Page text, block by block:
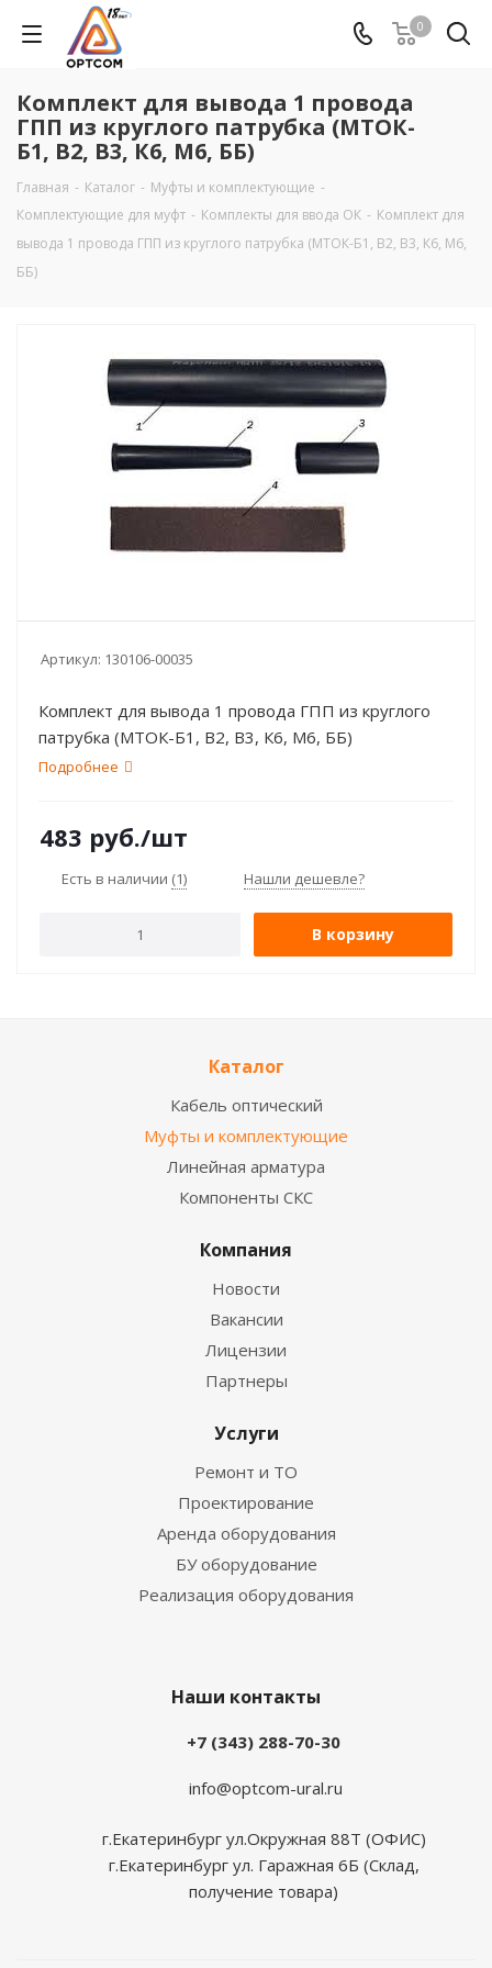
0
Комплект для вывода 1 провода
ГПП из круглого патрубка (МТОК-
Б1, В2, В3, К6, М6, ББ)
Главная - Каталог - Муфты и комплектующие -
Комплектующие для муфт - Комплекты для ввода ОК - Комплект для
вывода 1 провода ГПП из круглого патрубка (МТОК-Б1, В2, В3, К6, М6,
ББ)
Артикул: 130106-00035
Комплект для вывода 1 провода ГПП из круглого
патрубка (МТОК-Б1, В2, В3, К6, М6, ББ)
Подробнее
483 руб./шт
Есть в наличии (1) Нашли дешевле?
В корзину
Каталог
Кабель оптический
Муфты и комплектующие
Линейная арматура
Компоненты СКС
Компания
Новости
Вакансии
Лицензии
Партнеры
Услуги
Ремонт и ТО
Проектирование
Аренда оборудования
БУ оборудование
Реализация оборудования
Наши контакты
+7 (343) 288-70-30
info@optcom-ural.ru
г.Екатеринбург ул.Окружная 88Т (ОФИС)
г.Екатеринбург ул. Гаражная 6Б (Склад,
получение товара)